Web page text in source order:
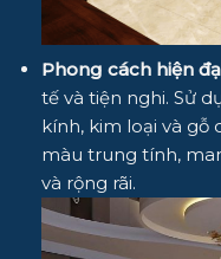
Phong cách hiện
tế và tiện nghi. Sử
kính, kim loại và gỗ
màu trung tính,
và rộng rãi.